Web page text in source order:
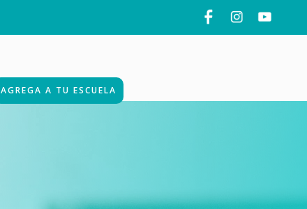
AGREGA A TU ESCUELA